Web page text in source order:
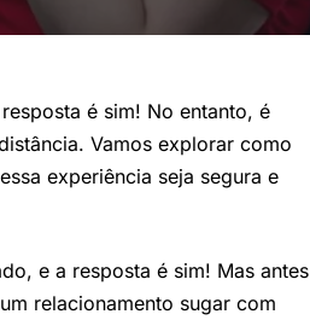
é sim! No entanto, é
Vamos explorar como
experiência seja segura e
e a resposta é sim! Mas antes
relacionamento sugar com